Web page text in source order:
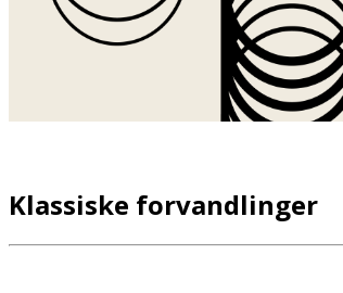
Klassiske forvandlinger